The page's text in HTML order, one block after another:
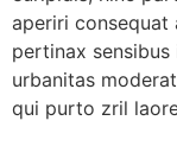
aperiri consequat
pertinax
urbanitas
qui purto zril